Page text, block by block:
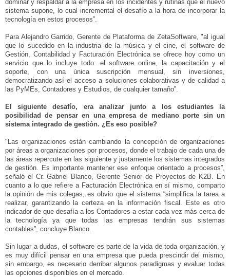
dominar y respaldar a la empresa en los incidentes y rutinas que el nuevo
sistema supone, lo cual incremental el desafío a la hora de incorporar la
tecnología en estos procesos”.
Para Alejandro Garrido, Gerente de Plataforma de ZetaSoftware, "al igual
que lo sucedido en la industria de la música y el cine, el software de
Gestión, Contabilidad y Facturación Electrónica se ofrece hoy como un
servicio que lo incluye todo: el software online, la capacitación y el
soporte, con una única suscripción mensual, sin inversiones,
democratizando así el acceso a soluciones colaborativas y de calidad a
las PyMEs, Contadores y Estudios, de cualquier tamaño”.
El siguiente desafío, era analizar junto a los estudiantes la
posibilidad de pensar en una empresa de mediano porte sin un
sistema integrado de gestión. ¿Es eso posible?
"Las organizaciones están cambiando la concepción de organizaciones
por áreas a organizaciones por procesos, donde el trabajo de cada una de
las áreas repercute en las siguiente y justamente los sistemas integrados
de gestión. Es importante mantener ese enfoque orientado a procesos”,
señaló el Cr. Gabriel Blanco, Gerente Senior de Proyectos de K2B. En
cuanto a lo que refiere a Facturación Electrónica en sí mismo, comparto
la opinión de mis colegas, es obvio que el sistema “simplifica la tarea a
realizar, garantizando la certeza en la información fiscal. Este es otro
indicador de que desafía a los Contadores a estar cada vez más cerca de
la tecnología ya que todas las empresas tendrán sus sistemas
contables”, concluye Blanco.
Sin lugar a dudas, el software es parte de la vida de toda organización, y
es muy difícil pensar en una empresa que pueda prescindir del mismo,
sin embargo, es necesario derribar algunos paradigmas y evaluar todas
las opciones disponibles en el mercado.